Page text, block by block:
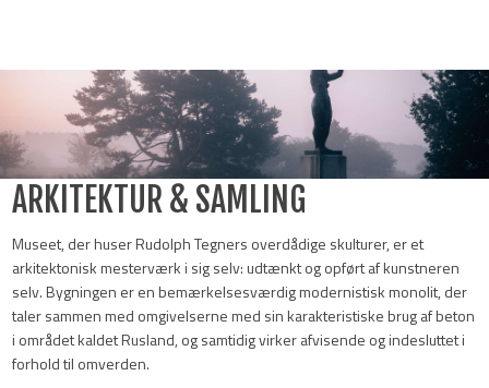
​ARKITEKTUR & SAMLING
​Museet, der huser Rudolph Tegners overdådige skulturer, er et
arkitektonisk mesterværk i sig selv: udtænkt og opført af kunstneren
selv. Bygningen er en bemærkelsesværdig modernistisk monolit, der
taler sammen med omgivelserne med sin karakteristiske brug af beton
i området kaldet Rusland, og samtidig virker afvisende og indesluttet i
forhold til omverden.